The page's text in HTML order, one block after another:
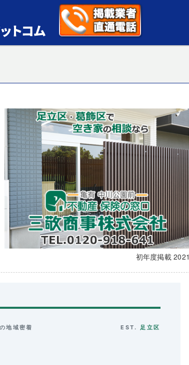
初年度掲載2021
地域密着 EST. 足立区